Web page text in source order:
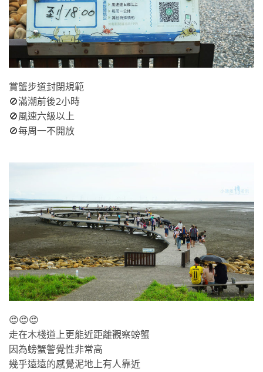
賞蟹步道封閉規範
🚫滿潮前後2小時
🚫風速六級以上
🚫每周一不開放
😍😍😍
走在木棧道上更能近距離觀察螃蟹
因為螃蟹警覺性非常高
幾乎遠遠的感覺泥地上有人靠近